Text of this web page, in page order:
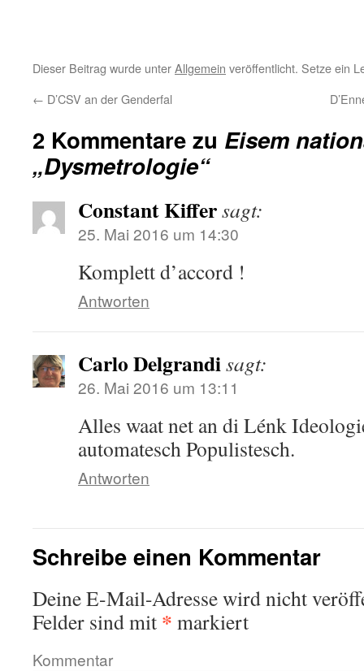
Dieser Beitrag wurde unterAllgemein veröffentlicht. Setze ein
← D’CSV an der Genderfal
2 Kommentare zu Eisem
„Dysmetrologie“
Constant Kiffersagt:
25. Mai 2016 um 14:30
Komplett d’accord !
Antworten
Carlo Delgrandisagt:
26. Mai 2016 um 13:11
Alles waat net an di Lénk
automatesch Populistesch.
Antworten
Schreibe einen Kommentar
Deine E-Mail-Adresse wird nicht
Felder sind mit * markiert
Kommentar